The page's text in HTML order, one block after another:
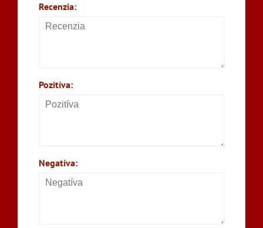
Recenzia:
Pozitíva:
Negatíva: